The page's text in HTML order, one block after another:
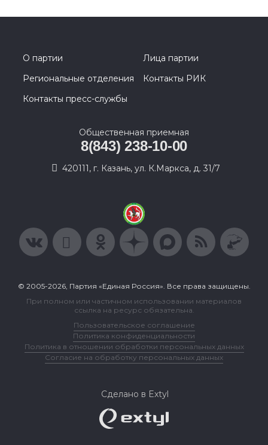
О партии
Лица партии
Региональные отделения
Контакты РИК
Контакты пресс-службы
Общественная приемная
8(843) 238-10-00
420111, г. Казань, ул. К.Маркса, д. 31/7
© 2005-2026, Партия «Единая Россия». Все права защищены.
При полном или частичном использовании материалов
ссылка на ресурс обязательна.
Пользовательское соглашение
Политика конфиденциальности
Политика в отношении обработки персональных данных
Согласие на обработку персональных данных
Сделано в Extyl